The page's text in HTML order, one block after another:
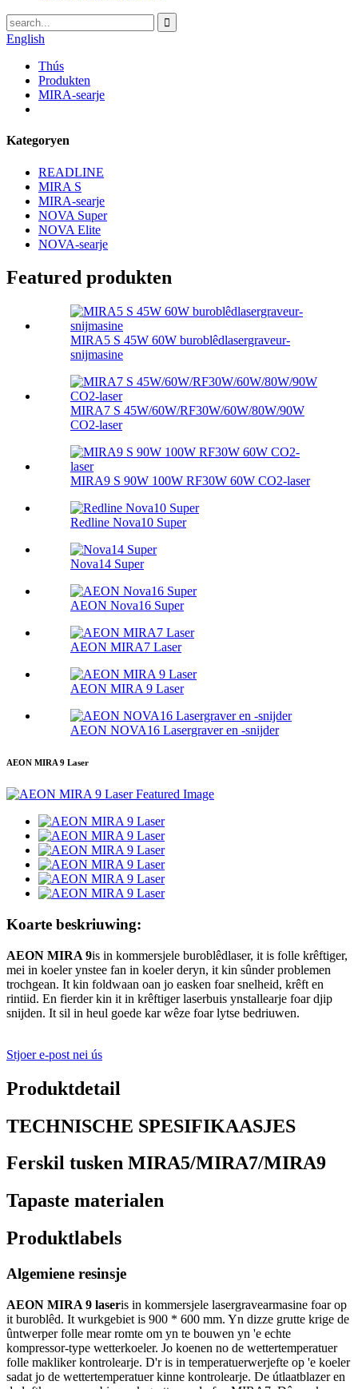
English
Thús
Produkten
MIRA-searje
Kategoryen
READLINE
MIRA S
MIRA-searje
NOVA Super
NOVA Elite
NOVA-searje
Featured produkten
MIRA5 S 45W 60W buroblêdlasergraveur-
snijmasine
MIRA7 S 45W/60W/RF30W/60W/80W/90W
CO2-laser
MIRA9 S 90W 100W RF30W 60W CO2-laser
Redline Nova10 Super
Nova14 Super
AEON Nova16 Super
AEON MIRA7 Laser
AEON MIRA 9 Laser
AEON NOVA16 Lasergraver en -snijder
AEON MIRA 9 Laser
Koarte beskriuwing:
AEON MIRA 9is in kommersjele buroblêdlaser, it is folle krêftiger,
mei in koeler ynstee fan in koeler deryn, it kin sûnder problemen
trochgean. It kin foldwaan oan jo easken foar snelheid, krêft en
rintiid. En fierder kin it in krêftiger laserbuis ynstallearje foar djip
snijden. It sil in heul goede kar wêze foar lytse bedriuwen.
Stjoer e-post nei ús
Produktdetail
TECHNISCHE SPESIFIKAASJES
Ferskil tusken MIRA5/MIRA7/MIRA9
Tapaste materialen
Produktlabels
Algemiene resinsje
AEON MIRA 9 laseris in kommersjele lasergravearmasine foar op
it buroblêd. It wurkgebiet is 900 * 600 mm. Yn dizze grutte krige de
ûntwerper folle mear romte om yn te bouwen yn 'e echte
kompressor-type wetterkoeler. Jo koenen no de wettertemperatuer
folle makliker kontrolearje. D'r is in temperatuerwerjefte op 'e koeler
sadat jo de wettertemperatuer kinne kontrolearje. De útlaatblazer en